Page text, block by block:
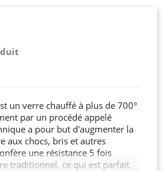
un verre chauffé à plus de 700°
par un procédé appelé
a pour but d'augmenter la
aux chocs, bris et autres
une résistance 5 fois
traditionnel, ce qui est parfait